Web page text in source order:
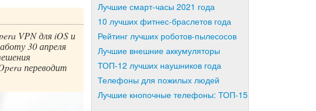
VPN для iOS и
30 апреля
переводит
Лучшие смарт-часы 2021 года
10 лучших фитнес-браслетов года
Рейтинг лучших роботов-пылесосов
Лучшие внешние аккумуляторы
ТОП-12 лучших наушников года
Телефоны для пожилых людей
Лучшие кнопочные телефоны: ТОП-15